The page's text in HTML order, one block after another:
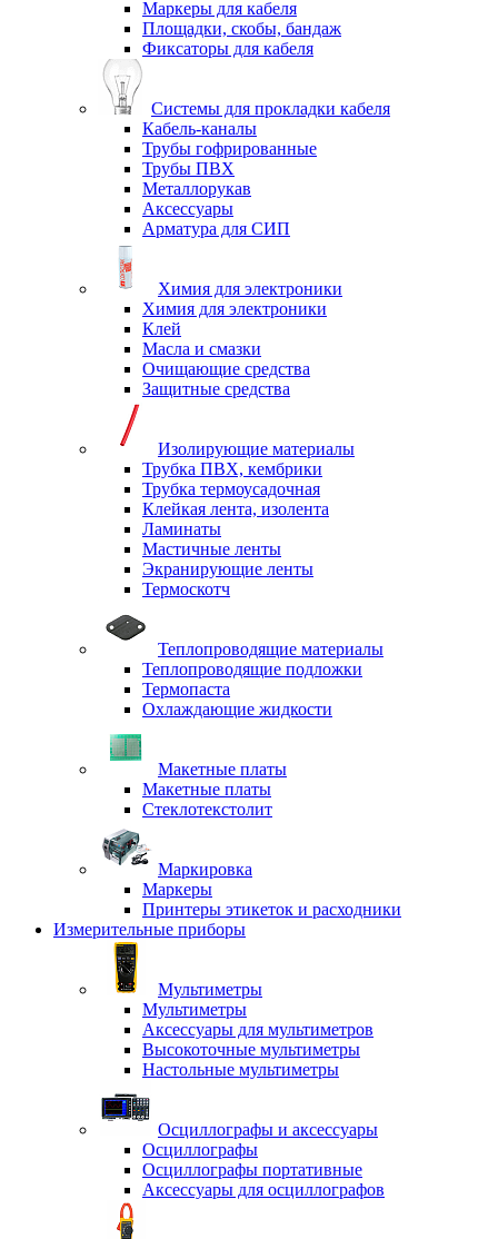
Маркеры для кабеля
Площадки, скобы, бандаж
Фиксаторы для кабеля
Системы для прокладки кабеля
Кабель-каналы
Трубы гофрированные
Трубы ПВХ
Металлорукав
Аксессуары
Арматура для СИП
Химия для электроники
Химия для электроники
Клей
Масла и смазки
Очищающие средства
Защитные средства
Изолирующие материалы
Трубка ПВХ, кембрики
Трубка термоусадочная
Клейкая лента, изолента
Ламинаты
Мастичные ленты
Экранирующие ленты
Термоскотч
Теплопроводящие материалы
Теплопроводящие подложки
Термопаста
Охлаждающие жидкости
Макетные платы
Макетные платы
Стеклотекстолит
Маркировка
Маркеры
Принтеры этикеток и расходники
Измерительные приборы
Мультиметры
Мультиметры
Аксессуары для мультиметров
Высокоточные мультиметры
Настольные мультиметры
Осциллографы и аксессуары
Осциллографы
Осциллографы портативные
Аксессуары для осциллографов